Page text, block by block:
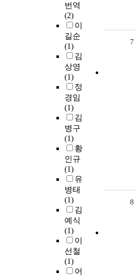
번역
(2)
이
길순
(1)
김
상영
(1)
정
경임
(1)
김
병구
(1)
황
인규
(1)
유
병태
(1)
김
예식
(1)
이
선철
(1)
어
7
8